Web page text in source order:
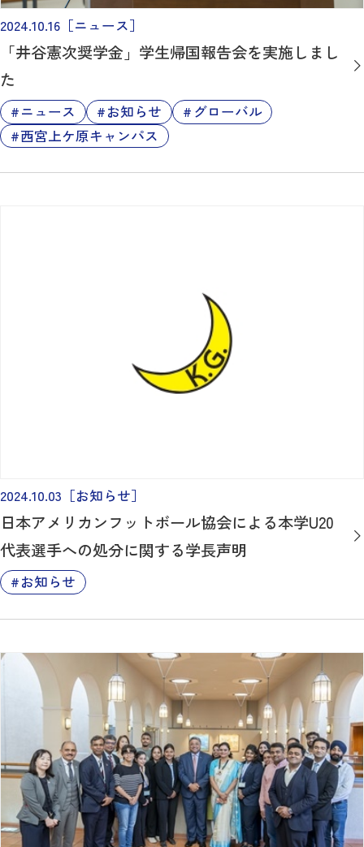
2024.10.16 ［ニュース］
「井谷憲次奨学金」学生帰国報告会を実施しまし
た
ニュース お知らせ
グローバル
西宮上ケ原キャンパス
2024.10.03 ［お知らせ］
日本アメリカンフットボール協会による本学U20
代表選手への処分に関する学長声明
お知らせ